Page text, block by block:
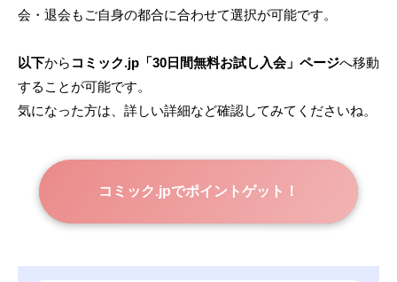
会・退会もご自身の都合に合わせて選択が可能です。
以下から コミック.jp「30日間無料お試し入会」ページへ移動
することが可能です。
気になった方は、詳しい詳細など確認してみてくださいね。
コミック.jpでポイントゲット！